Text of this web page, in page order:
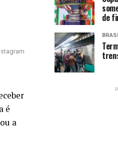
é
a
de